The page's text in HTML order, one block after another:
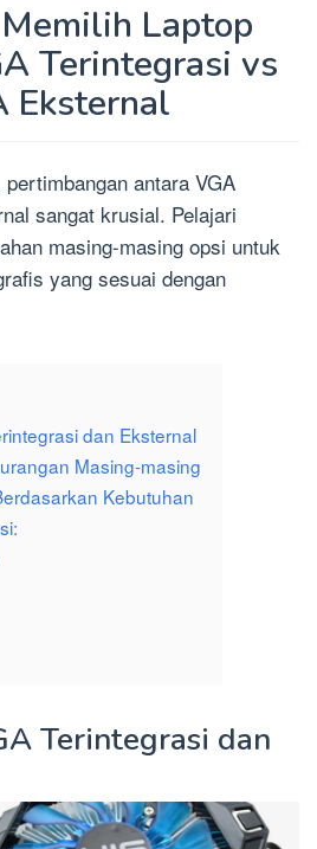
Laptop
Terintegrasi vs
Eksternal
antara VGA
sangat krusial. Pelajari
masing-masing opsi untuk
yang sesuai dengan
dan Eksternal
Masing-masing
Kebutuhan
Terintegrasi dan